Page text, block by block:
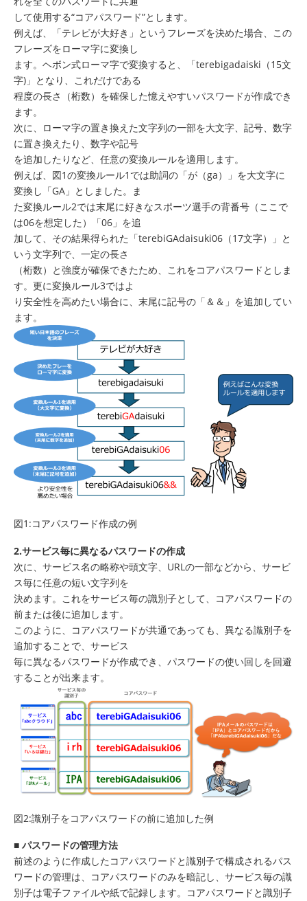
して使用する“コアパスワード”とします。
例えば、「テレビが大好き」というフレーズを決めた場合、この
フレーズをローマ字に変換し
ます。ヘボン式ローマ字で変換すると、「terebigadaiski（15文
字)」となり、これだけである
程度の⾧さ（桁数）を確保した憶えやすいパスワードが作成でき
ます。
次に、ローマ字の置き換えた文字列の一部を大文字、記号、数字
に置き換えたり、数字や記号
を追加したりなど、任意の変換ルールを適用します。
例えば、図1の変換ルール1では助詞の「が（ga）」を大文字に
変換し「GA」としました。ま
た変換ルール2では末尾に好きなスポーツ選手の背番号（ここで
は06を想定した）「06」を追
加して、その結果得られた「terebiGAdaisuki06（17文字）」と
いう文字列で、一定の⾧さ
（桁数）と強度が確保できたため、これをコアパスワードとしま
す。更に変換ルール3ではよ
り安全性を高めたい場合に、末尾に記号の「＆＆」を追加してい
ます。
図1:コアパスワード作成の例
2.サービス毎に異なるパスワードの作成
次に、サービス名の略称や頭文字、URLの一部などから、サービ
ス毎に任意の短い文字列を
決めます。これをサービス毎の識別子として、コアパスワードの
前または後に追加します。
このように、コアパスワードが共通であっても、異なる識別子を
追加することで、サービス
毎に異なるパスワードが作成でき、パスワードの使い回しを回避
することが出来ます。
図2:識別子をコアパスワードの前に追加した例
■ パスワードの管理方法
前述のように作成したコアパスワードと識別子で構成されるパス
ワードの管理は、コアパスワードのみを暗記し、サービス毎の識
別子は電子ファイルや紙で記録します。コアパスワードと識別子